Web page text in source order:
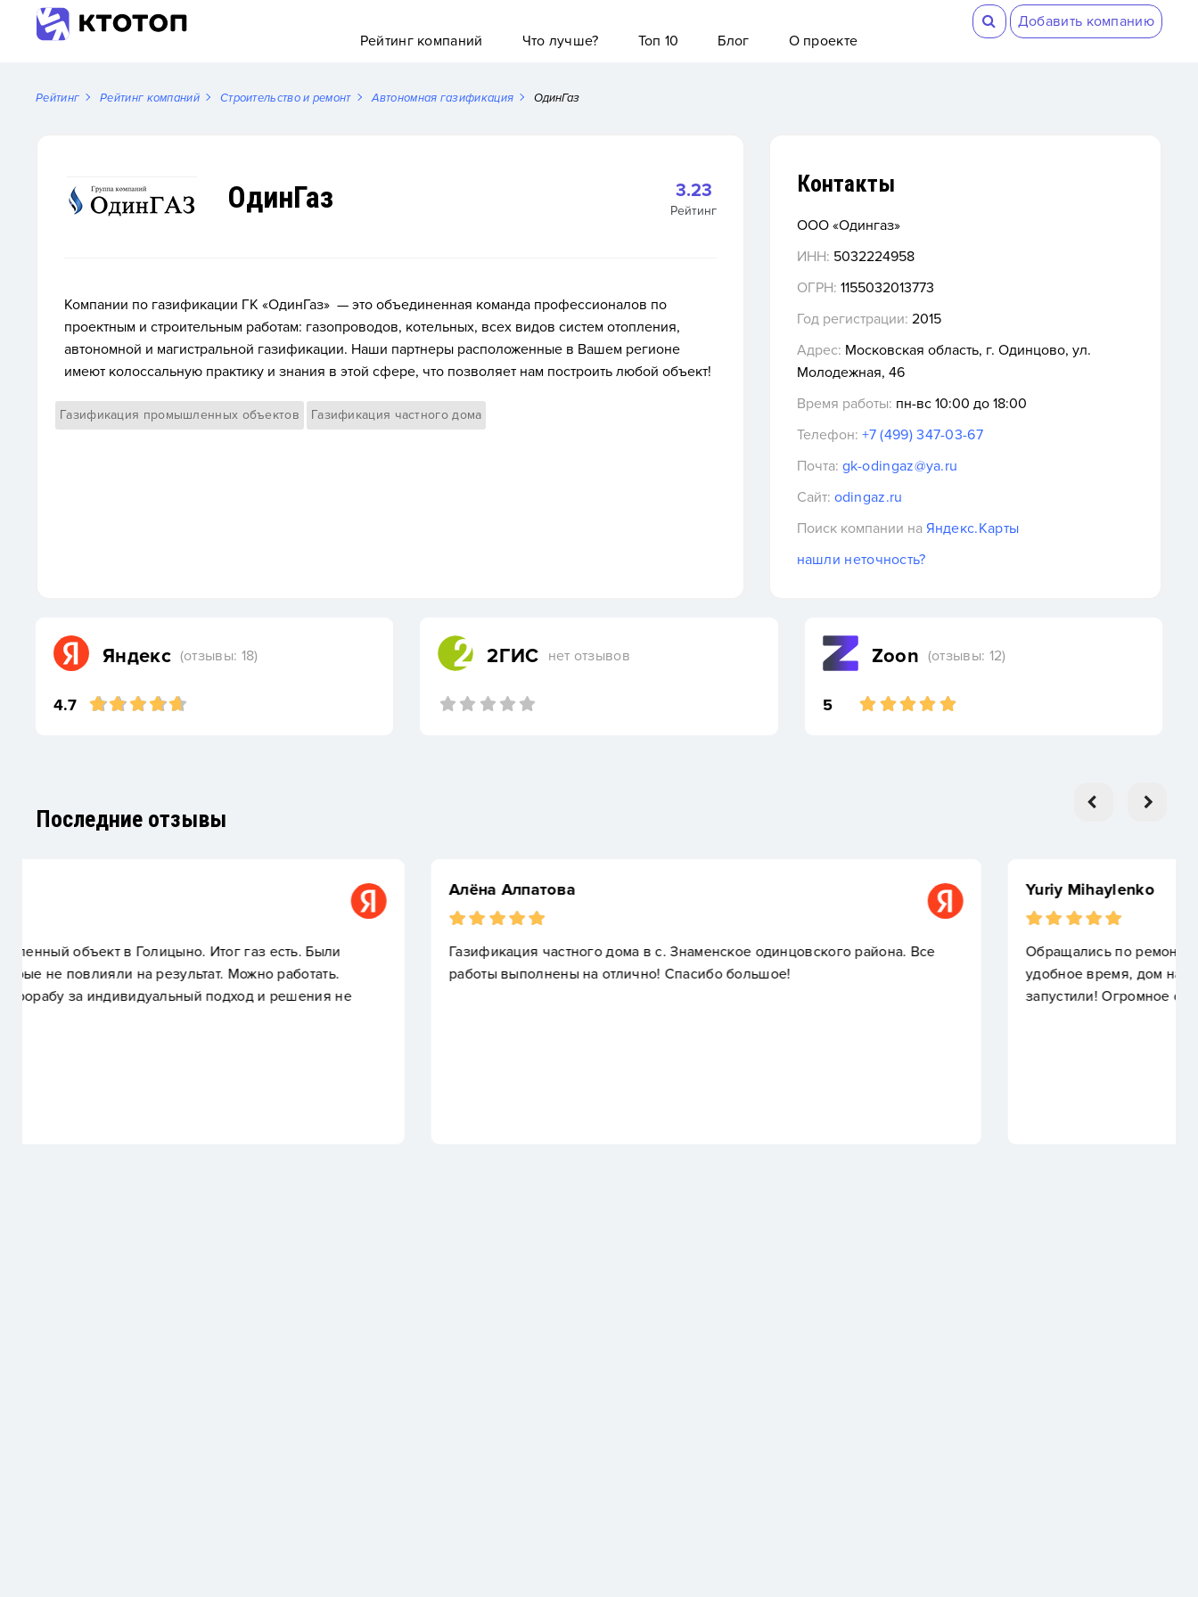
Добавить компанию
Рейтинг компаний
Что лучше? Топ 10 Блог О проекте
Рейтинг Рейтинг компаний Строительство и ремонт Автономная газификация ОдинГаз
ОдинГаз 3.23
Рейтинг
Компании по газификации ГК «ОдинГаз» — это объединенная команда профессионалов по
проектным и строительным работам: газопроводов, котельных, всех видов систем отопления,
автономной и магистральной газификации. Наши партнеры расположенные в Вашем регионе
имеют колоссальную практику и знания в этой сфере, что позволяет нам построить любой объект!
Газификация промышленных объектов Газификация частного дома
Контакты
ООО «Одингаз»
ИНН: 5032224958
ОГРН: 1155032013773
Год регистрации: 2015
Адрес: Московская область, г. Одинцово, ул.
Молодежная, 46
Время работы: пн-вс 10:00 до 18:00
Телефон: +7 (499) 347-03-67
Почта: gk-odingaz@ya.ru
Сайт: odingaz.ru
Поиск компании на Яндекс.Карты
нашли неточность?
Яндекс (отзывы: 18)
4.7
2ГИС нет отзывов Zoon (отзывы: 12)
5
Последние отзывы
Газификация частного дома в с. Знаменское одинцовского района. Все
работы выполнены на отлично! Спасибо большое!
Обращались по ремонту газового котла. Перестал запускаться в самое не
удобное время, дом начал остывать. Приехали в этот же день и все